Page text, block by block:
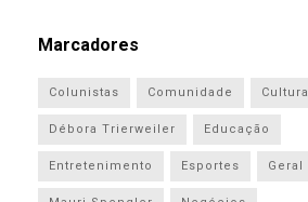
Marcadores
Colunistas Comunidade Cultura
Débora Trierweiler Educação
Entretenimento Esportes Geral